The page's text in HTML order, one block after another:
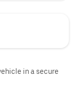
in a secure